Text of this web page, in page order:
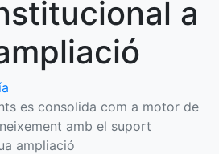
a
es consolida com a motor de
amb el suport
ampliació